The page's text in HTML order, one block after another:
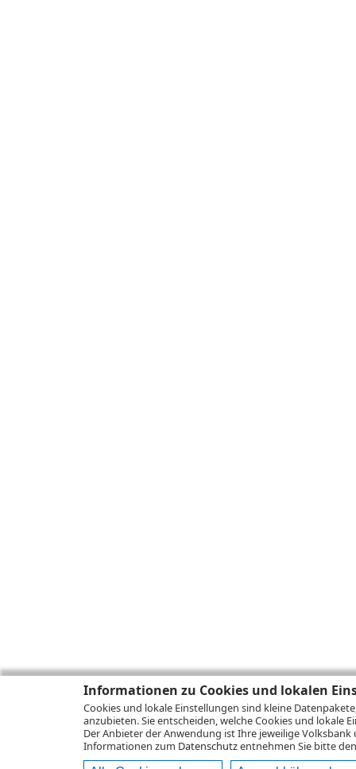
Informationen zu Cookies und lokalen
Cookies und lokale Einstellungen sind kleine
anzubieten. Sie entscheiden, welche Cookies und lokale
Der Anbieter der Anwendung ist Ihre jeweilige Volksbank
Informationen zum Datenschutzentnehmen Sie bitte